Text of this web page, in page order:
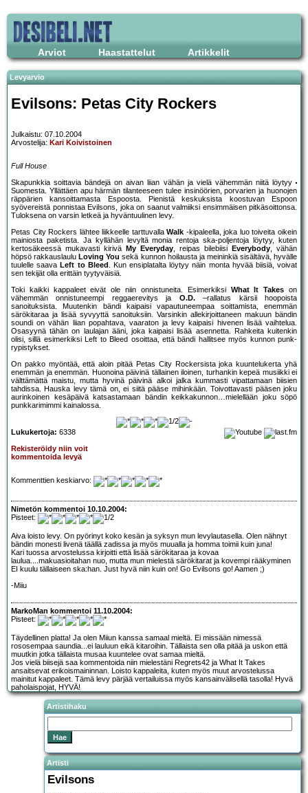
Arviot Haastattelut Artikkelit
Levyarvio
Evilsons: Petas City Rockers
Julkaistu: 07.10.2004
Arvostelija: Kari Koivistoinen
Full House
Skapunkkia soittavia bändejä on aivan liian vähän ja vielä vähemmän niitä löytyy
Suomesta. Yllättäen apu härmän tilanteeseen tulee insinöörien, porvarien ja huonojen
räppärien kansoittamasta Espoosta. Pienistä keskuksista koostuvan Espoon
syövereistä ponnistaa Evilsons, joka on saanut valmiiksi ensimmäisen pitkäsoittonsa.
Tuloksena on varsin letkeä ja hyväntuulinen levy.
Petas City Rockers lähtee liikkeelle tarttuvallaWalk -kipaleella, joka luo toiveita oikein
mainiosta paketista. Ja kyllähän levyltä monia rentoja ska-poljentoja löytyy, kuten
kertosäkeessä mukavasti kirivä
My Everyday, reipas bilebiisi Everybody, vähän
höpsö rakkauslaulu Loving You sekä kunnon hoilausta ja meininkiä sisältävä, hyvälle
tuulelle saava Left to Bleed . Kun ensiplatalta löytyy näin monta hyvää biisiä, voivat
sen tekijät olla erittäin tyytyväisiä.
Toki kaikki kappaleet eivät ole niin onnistuneita. Esimerkiksi What It Takes on
vähemmän onnistuneempi reggaerevitys ja O.D.–rallatus kärsii hoopoista
sanoituksista. Muutenkin bändi kaipaisi vapautuneempaa soittamista, enemmän
särökitaraa ja lisää syvyyttä sanoituksiin. Varsinkin allekirjoittaneen makuun bändin
soundi on vähän liian popahtava, vaaraton ja levy kaipaisi hivenen lisää vaihtelua.
Osasyynä tähän on laulajan ääni, joka kaipaisi lisää asennetta. Rahkeita kuitenkin
olisi, sillä esimerkiksi Left to Bleed osoittaa, että bändi hallitsee myös kunnon punk-
rypistykset.
On pakko myöntää, että aloin pitää Petas City Rockersista joka kuuntelukerta yhä
enemmän ja enemmän. Huonoina päivinä tällainen iloinen, turhankin kepeä musiikki ei
välttämättä maistu, mutta hyvinä päivinä alkoi jalka kummasti vipattamaan biisien
tahdissa. Hauska levy tämä on, ei siitä pääse mihinkään. Toivottavasti pääsen joku
aurinkoinen kesäpäivä katsastamaan bändin keikkakunnon…mielellään joku söpö
punkkarimimmi kainalossa.
Lukukertoja: 6338
Rekisteröidy niin voit
kommentoida levyä
Kommenttien keskiarvo:
Nimetön kommentoi 10.10.2004:
Pisteet:
Aiva loisto levy. On pyörinyt koko kesän ja syksyn mun levylautasella. Olen nähnyt
bändin monesti livenä täällä zadissa ja myös muualla ja homma toimii kuin juna!
Kari tuossa arvostelussa kirjoitti että lisää särökitaraa ja kovaa
laulua....makuasioitahan nuo, mutta mun mielestä särökitarat ja kovempi rääkyminen
EI kuulu tällaiseen ska:han. Just hyvä niin kuin on! Go Evilsons go! Aamen ;)
-Miiu
MarkoMan kommentoi 11.10.2004:
Pisteet:
Täydellinen platta! Ja olen Miiun kanssa samaal mieltä. Ei missään nimessä
rososempaa saundia...ei lauluun eikä kitaroihin. Tällaista sen olla pitää ja uskon että
muutkin jotka tällaista musaa kuuntelee ovat samaa mieltä.
Jos vielä biisejä saa kommentoida niin mielestäni Regrets42 ja What It Takes
ansaitsevat erikoismaininnan. Loisto kappaleita, kuten myös muut arvostelussa
mainitut kappaleet. Tämä levy pärjää vertailuissa myös kansainvälisellä tasolla! Hyvä
paholaispojat, HYVÄ!
Artistihaku
Artisti
Evilsons